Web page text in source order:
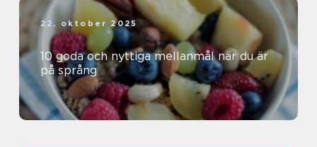
22. oktober 2025
10 goda och nyttiga mellanmål när du är
på språng